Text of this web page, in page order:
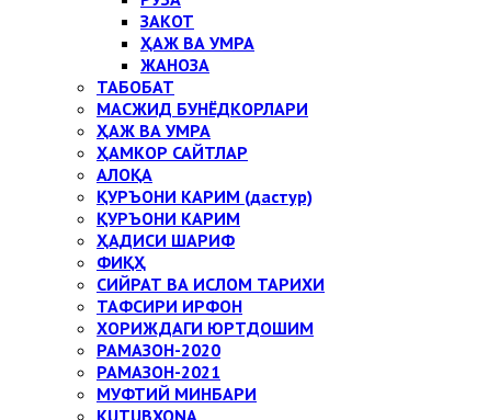
ЗАКОТ
ҲАЖ ВА УМРА
ЖАНОЗА
ТАБОБАТ
МАСЖИД БУНЁДКОРЛАРИ
ҲАЖ ВА УМРА
ҲАМКОР САЙТЛАР
АЛОҚА
ҚУРЪОНИ КАРИМ (дастур)
ҚУРЪОНИ КАРИМ
ҲАДИСИ ШАРИФ
ФИҚҲ
СИЙРАТ ВА ИСЛОМ ТАРИХИ
ТАФСИРИ ИРФОН
ХОРИЖДАГИ ЮРТДОШИМ
РАМАЗОН-2020
РАМАЗОН-2021
МУФТИЙ МИНБАРИ
KUTUBXONA